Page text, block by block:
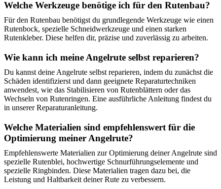
Welche Werkzeuge benötige ich für den Rutenbau?
Für den Rutenbau benötigst du grundlegende Werkzeuge wie einen
Rutenbock, spezielle Schneidwerkzeuge und einen starken
Rutenkleber. Diese helfen dir, präzise und zuverlässig zu arbeiten.
Wie kann ich meine Angelrute selbst reparieren?
Du kannst deine Angelrute selbst reparieren, indem du zunächst die
Schäden identifizierst und dann geeignete Reparaturtechniken
anwendest, wie das Stabilisieren von Rutenblättern oder das
Wechseln von Rutenringen. Eine ausführliche Anleitung findest du
in unserer Reparaturanleitung.
Welche Materialien sind empfehlenswert für die
Optimierung meiner Angelrute?
Empfehlenswerte Materialien zur Optimierung deiner Angelrute sind
spezielle Rutenblei, hochwertige Schnurführungselemente und
spezielle Ringbinden. Diese Materialien tragen dazu bei, die
Leistung und Haltbarkeit deiner Rute zu verbessern.